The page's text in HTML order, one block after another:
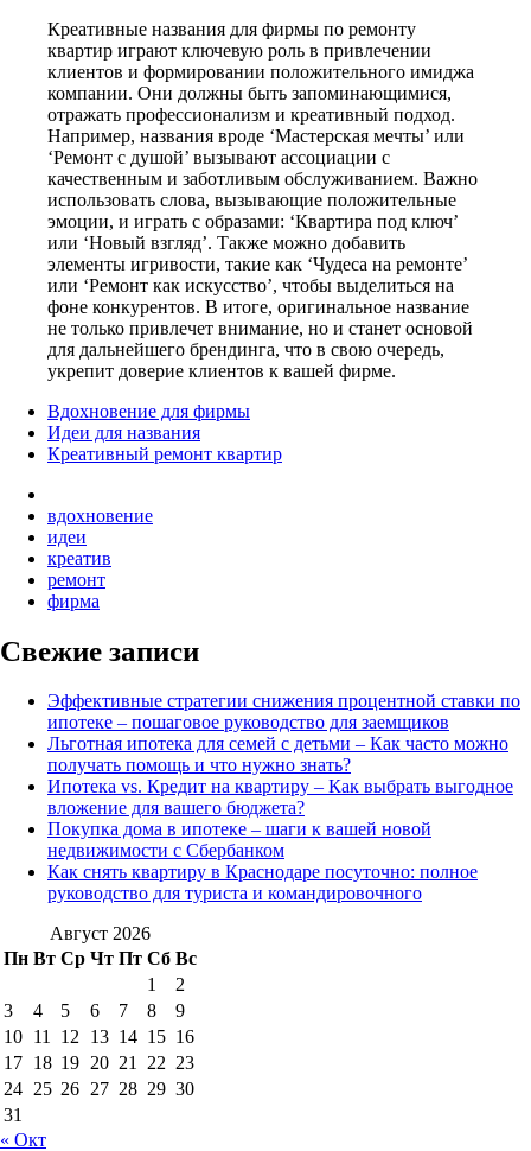
Креативные названия для фирмы по ремонту
квартир играют ключевую роль в привлечении
клиентов и формировании положительного имиджа
компании. Они должны быть запоминающимися,
отражать профессионализм и креативный подход.
Например, названия вроде ‘Мастерская мечты’ или
‘Ремонт с душой’ вызывают ассоциации с
качественным и заботливым обслуживанием. Важно
использовать слова, вызывающие положительные
эмоции, и играть с образами: ‘Квартира под ключ’
или ‘Новый взгляд’. Также можно добавить
элементы игривости, такие как ‘Чудеса на ремонте’
или ‘Ремонт как искусство’, чтобы выделиться на
фоне конкурентов. В итоге, оригинальное название
не только привлечет внимание, но и станет основой
для дальнейшего брендинга, что в свою очередь,
укрепит доверие клиентов к вашей фирме.
Вдохновение для фирмы
Идеи для названия
Креативный ремонт квартир
вдохновение
идеи
креатив
ремонт
фирма
Свежие записи
Эффективные стратегии снижения процентной ставки по
ипотеке – пошаговое руководство для заемщиков
Льготная ипотека для семей с детьми – Как часто можно
получать помощь и что нужно знать?
Ипотека vs. Кредит на квартиру – Как выбрать выгодное
вложение для вашего бюджета?
Покупка дома в ипотеке – шаги к вашей новой
недвижимости с Сбербанком
Как снять квартиру в Краснодаре посуточно: полное
руководство для туриста и командировочного
Август 2026
Пн Вт Ср Чт Пт Сб Вс
1
2
3
4 5 6 7 8
9
10 11 12 13 14 15 16
17 18 19 20 21 22 23
24 25 26 27 28 29 30
31
« Окт